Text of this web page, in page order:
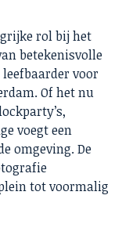
rol bij het
betekenisvolle
voor
Of het nu
voegt een
omgeving. De
tot voormalig